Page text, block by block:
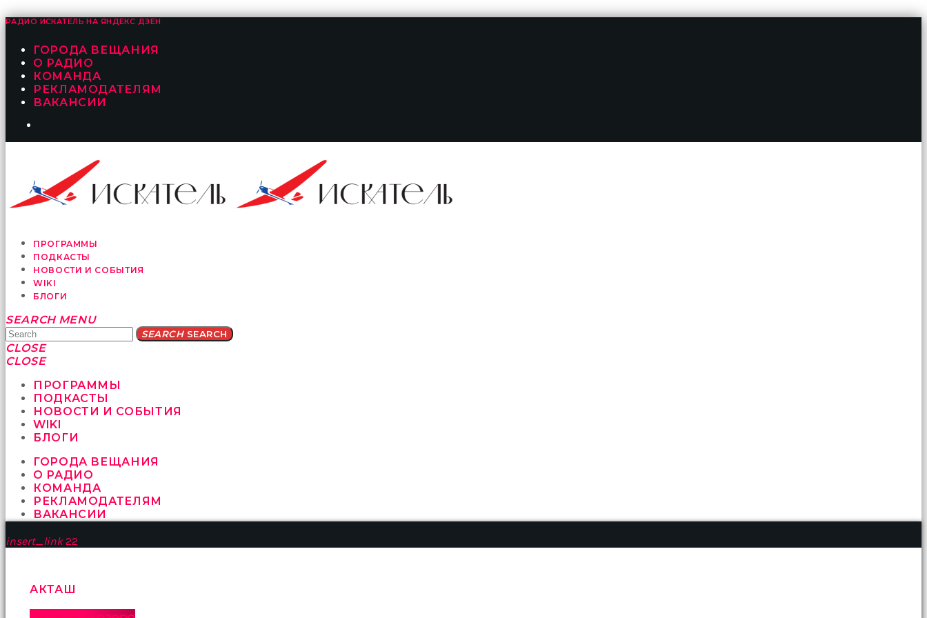
РАДИО ИСКАТЕЛЬ НА ЯНДЕКС ДЗЕН
ГОРОДА ВЕЩАНИЯ
О РАДИО
КОМАНДА
РЕКЛАМОДАТЕЛЯМ
ВАКАНСИИ
ПРОГРАММЫ
ПОДКАСТЫ
НОВОСТИ И СОБЫТИЯ
WIKI
БЛОГИ
Yatağa
bile
geçmeye
fırsat
sikici
kocalar
güzel
karıları
öttürüyor
sex
hikayeleri
en
kızların
rahatlıyorlar
altyazılı
porno
SEARCH MENU
SEARCHSEARCH
CLOSE
CLOSE
ПРОГРАММЫ
ПОДКАСТЫ
НОВОСТИ И СОБЫТИЯ
WIKI
БЛОГИ
ГОРОДА ВЕЩАНИЯ
О РАДИО
КОМАНДА
РЕКЛАМОДАТЕЛЯМ
ВАКАНСИИ
insert_link 22
АКТАШ